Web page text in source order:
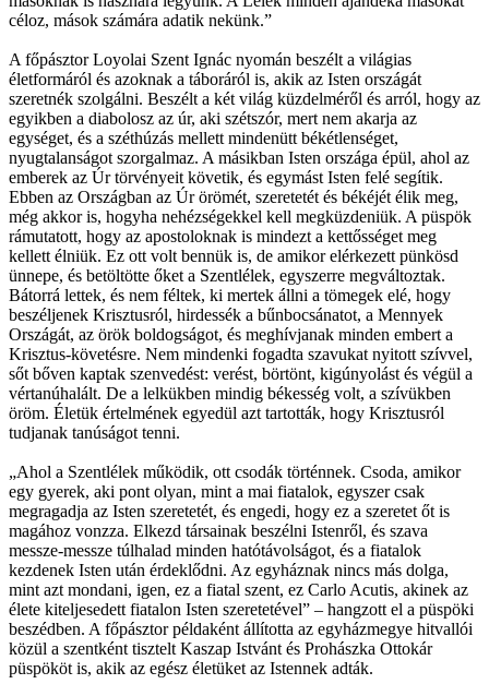
céloz, mások számára adatik nekünk.”
A főpásztor Loyolai Szent Ignác nyomán beszélt a világias
életformáról és azoknak a táboráról is, akik az Isten országát
szeretnék szolgálni. Beszélt a két világ küzdelméről és arról, hogy az
egyikben a diabolosz az úr, aki szétszór, mert nem akarja az
egységet, és a széthúzás mellett mindenütt békétlenséget,
nyugtalanságot szorgalmaz. A másikban Isten országa épül, ahol az
emberek az Úr törvényeit követik, és egymást Isten felé segítik.
Ebben az Országban az Úr örömét, szeretetét és békéjét élik meg,
még akkor is, hogyha nehézségekkel kell megküzdeniük. A püspök
rámutatott, hogy az apostoloknak is mindezt a kettősséget meg
kellett élniük. Ez ott volt bennük is, de amikor elérkezett pünkösd
ünnepe, és betöltötte őket a Szentlélek, egyszerre megváltoztak.
Bátorrá lettek, és nem féltek, ki mertek állni a tömegek elé, hogy
beszéljenek Krisztusról, hirdessék a bűnbocsánatot, a Mennyek
Országát, az örök boldogságot, és meghívjanak minden embert a
Krisztus-követésre. Nem mindenki fogadta szavukat nyitott szívvel,
sőt bőven kaptak szenvedést: verést, börtönt, kigúnyolást és végül a
vértanúhalált. De a lelkükben mindig békesség volt, a szívükben
öröm. Életük értelmének egyedül azt tartották, hogy Krisztusról
tudjanak tanúságot tenni.
„Ahol a Szentlélek működik, ott csodák történnek. Csoda, amikor
egy gyerek, aki pont olyan, mint a mai fiatalok, egyszer csak
megragadja az Isten szeretetét, és engedi, hogy ez a szeretet őt is
magához vonzza. Elkezd társainak beszélni Istenről, és szava
messze-messze túlhalad minden hatótávolságot, és a fiatalok
kezdenek Isten után érdeklődni. Az egyháznak nincs más dolga,
mint azt mondani, igen, ez a fiatal szent, ez Carlo Acutis, akinek az
élete kiteljesedett fiatalon Isten szeretetével” – hangzott el a püspöki
beszédben. A főpásztor példaként állította az egyházmegye hitvallói
közül a szentként tisztelt Kaszap Istvánt és Prohászka Ottokár
püspököt is, akik az egész életüket az Istennek adták.